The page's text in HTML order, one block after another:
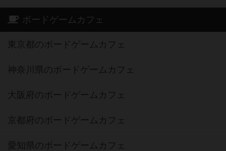
ボードゲームカフェ
東京都のボードゲームカフェ
神奈川県のボードゲームカフェ
大阪府のボードゲームカフェ
京都府のボードゲームカフェ
愛知県のボードゲームカフェ